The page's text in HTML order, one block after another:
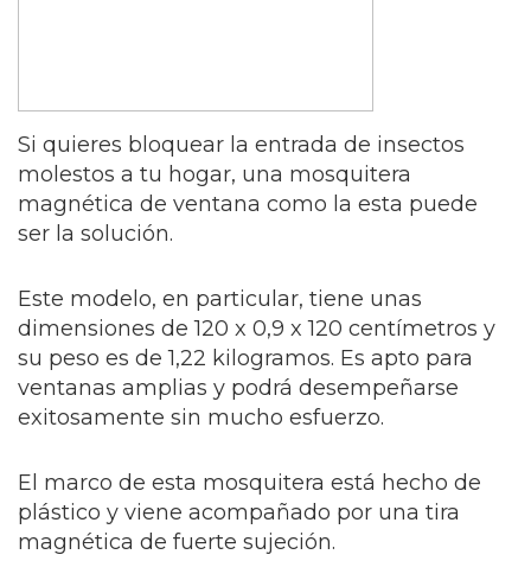
Si quieres bloquear la entrada de insectos
molestos a tu hogar, una mosquitera
magnética de ventana como la esta puede
ser la solución.
Este modelo, en particular, tiene unas
dimensiones de 120 x 0,9 x 120 centímetros y
su peso es de 1,22 kilogramos. Es apto para
ventanas amplias y podrá desempeñarse
exitosamente sin mucho esfuerzo.
El marco de esta mosquitera está hecho de
plástico y viene acompañado por una tira
magnética de fuerte sujeción.